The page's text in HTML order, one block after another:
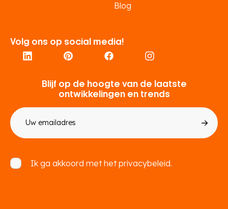
Volg ons op social media!
Blog
Blijf op de hoogte van de laatste
ontwikkelingen en trends
mailadres
Ik ga akkoord met hetprivacybeleid.